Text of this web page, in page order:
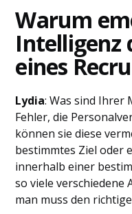
Warum
Intelligenz
eines
Lydia: Was sind Ihrer
Fehler, die
können sie diese
bestimmtes Ziel oder
innerhalb einer
so viele verschiedene
man muss den